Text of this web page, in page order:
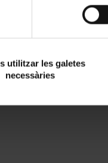
utilitzar les galetes
necessàries